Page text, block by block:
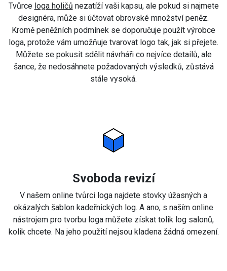
Tvůrce loga holičů nezatíží vaši kapsu, ale pokud si najmete
designéra, může si účtovat obrovské množství peněz.
Kromě peněžních podmínek se doporučuje použít výrobce
loga, protože vám umožňuje tvarovat logo tak, jak si přejete.
Můžete se pokusit sdělit návrháři co nejvíce detailů, ale
šance, že nedosáhnete požadovaných výsledků, zůstává
stále vysoká.
Svoboda revizí
V našem online tvůrci loga najdete stovky úžasných a
okázalých šablon kadeřnických log. A ano, s naším online
nástrojem pro tvorbu loga můžete získat tolik log salonů,
kolik chcete. Na jeho použití nejsou kladena žádná omezení.